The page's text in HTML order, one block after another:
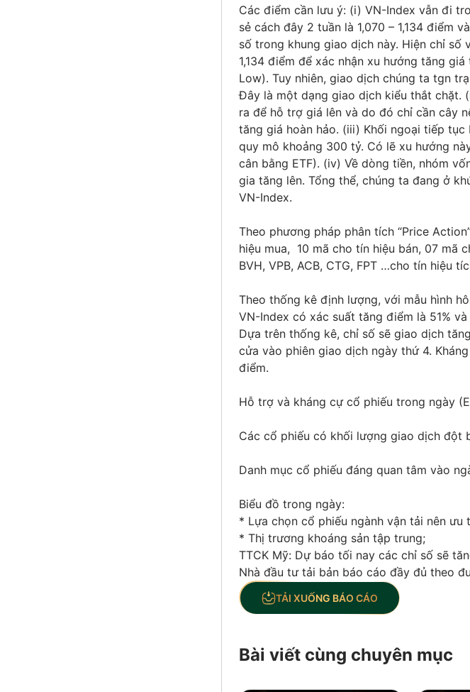
Các điểm cần lưu ý: (i) VN-Index vẫn đi
sẻ cách đây 2 tuần là 1,070 – 1,134 điểm
số trong khung giao dịch này. Hiện chỉ
1,134 điểm để xác nhận xu hướng tăng
Low). Tuy nhiên, giao dịch chúng ta tgn
Đây là một dạng giao dịch kiểu thắt chặt.
ra để hỗ trợ giá lên và do đó chỉ cần cây
tăng giá hoàn hảo. (iii) Khối ngoại tiếp
quy mô khoảng 300 tỷ. Có lẽ xu hướng
cân bằng ETF). (iv) Về dòng tiền, nhóm
gia tăng lên. Tổng thể, chúng ta đang ở
VN-Index.
Theo phương pháp phân tích “Price
hiệu mua, 10 mã cho tín hiệu bán, 07 mã
BVH, VPB, ACB, CTG, FPT …cho tín hiệu
Theo thống kê định lượng, với mẫu hình
VN-Index có xác suất tăng điểm là 51%
Dựa trên thống kê, chỉ số sẽ giao dịch
cửa vào phiên giao dịch ngày thứ 4.
điểm.
Hỗ trợ và kháng cự cổ phiếu trong ngày
Các cổ phiếu có khối lượng giao dịch đột
Danh mục cổ phiếu đáng quan tâm vào
Biểu đồ trong ngày:
* Lựa chọn cổ phiếu ngành vận tải nên ưu
* Thị trương khoáng sản tập trung;
TTCK Mỹ: Dự báo tối nay các chỉ số sẽ
Nhà đầu tư tải bản báo cáo đầy đủ theo
TẢI XUỐNG BÁO CÁO
Bài viết cùng chuyên mục